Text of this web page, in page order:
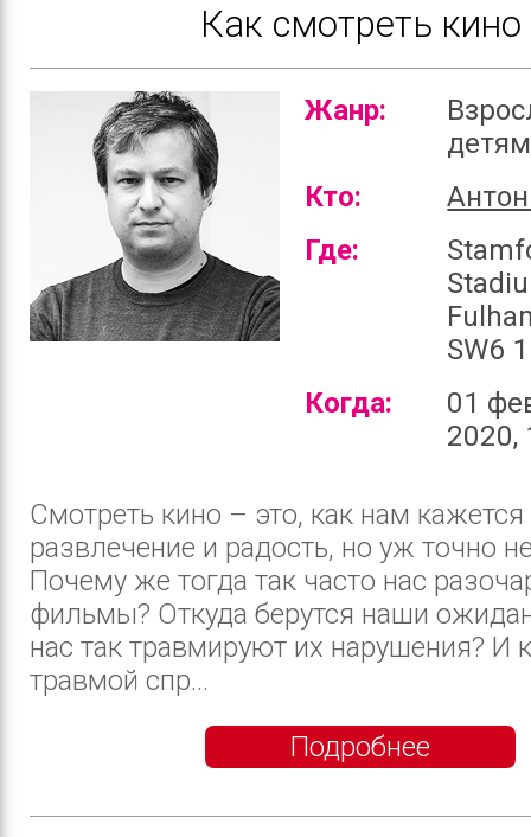
Как смотреть кино
Жанр:
детям
Кто:
Где:
SW6
Когда:
01
2020,
Смотреть кино – это, как нам кажется
развлечение и радость, но уж точно
Почему же тогда так часто нас
фильмы? Откуда берутся наши
нас так травмируют их нарушения? И
травмой спр...
Подробнее